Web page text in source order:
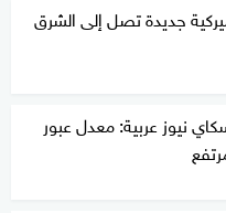
جديدة تصل إلى الشرق
نيوز عربية: معدل عبور